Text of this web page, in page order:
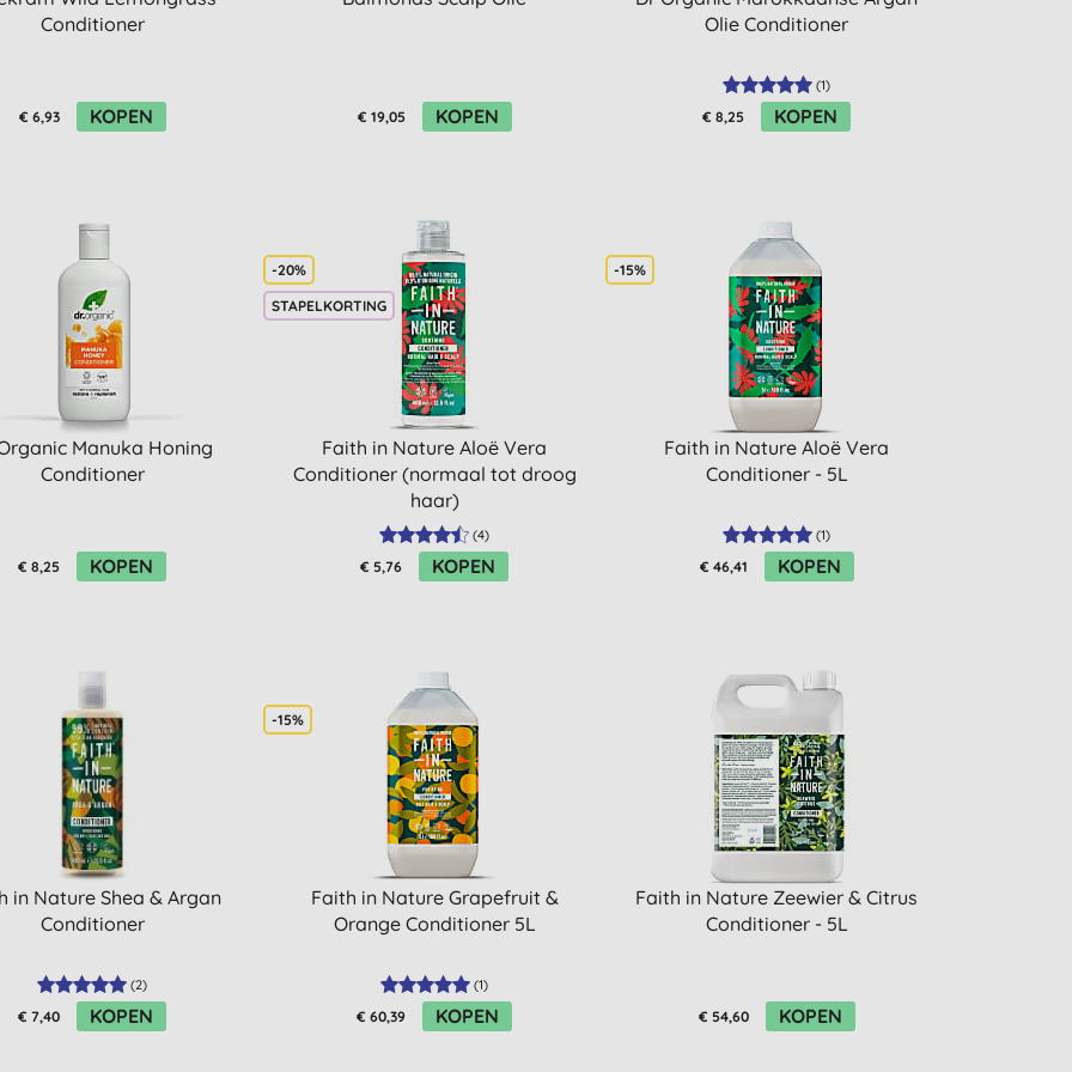
Conditioner
€ 6,93 KOPEN € 19,05 KOPEN
Olie Conditioner
(1)
€ 8,25 KOPEN
Manuka Honing
Conditioner
€ 8,25 KOPEN
-20%
STAPELKORTING
Faith in Nature Aloë Vera
Conditioner (normaal tot droog
haar)
(4)
€ 5,76 KOPEN
-15%
Faith in Nature Aloë Vera
Conditioner - 5L
(1)
€ 46,41 KOPEN
in Nature Shea & Argan
Conditioner
(2)
€ 7,40 KOPEN
-15%
Faith in Nature Grapefruit &
Orange Conditioner 5L
(1)
€ 60,39 KOPEN
Faith in Nature Zeewier & Citrus
Conditioner - 5L
€ 54,60 KOPEN